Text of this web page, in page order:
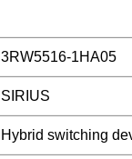
3RW5516-1HA05
SIRIUS
Hybrid switching